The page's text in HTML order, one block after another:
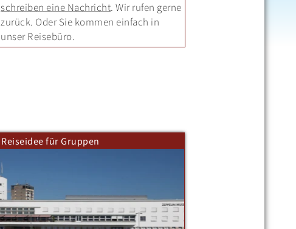
schreiben eine Nachricht. Wir rufen gerne
zurück. Oder Sie kommen einfach in
unser Reisebüro.
Reiseidee für Gruppen